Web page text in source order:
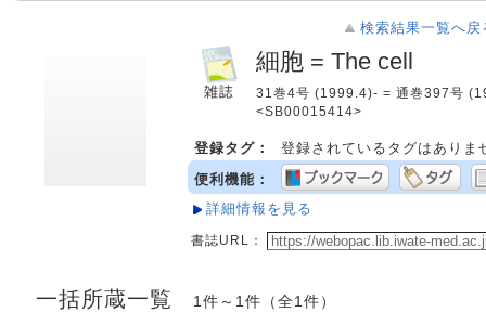
検索結果一覧へ戻
細胞 = The cell
31巻4号 (1999.4)- = 通巻397号
<SB00015414>
登録タグ：
登録されているタグはありま
便利機能：
詳細情報を見る
書誌URL：
一括所蔵一覧 1件～1件（全1件）